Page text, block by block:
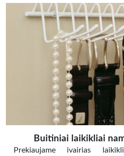
Buitiniai laikikliai
Prekiaujame ivairias